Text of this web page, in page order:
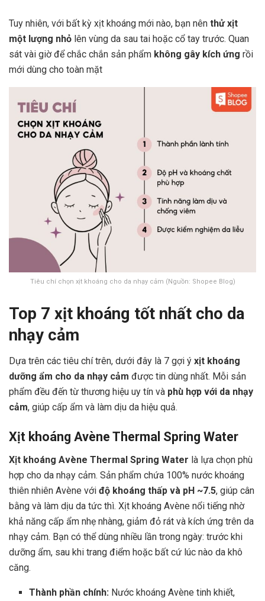
Tuy nhiên, với bất kỳ xịt khoáng mới nào, bạn nên thử xịt
một lượng nhỏ lên vùng da sau tai hoặc cổ tay trước. Quan
sát vài giờ để chắc chắn sản phẩm không gây kích ứng rồi
mới dùng cho toàn mặt
Tiêu chí chọn xịt khoáng cho da nhạy cảm (Nguồn: Shopee Blog)
Top 7 xịt khoáng tốt nhất cho da
nhạy cảm
Dựa trên các tiêu chí trên, dưới đây là 7 gợi ý xịt khoáng
dưỡng ẩm cho da nhạy cảm được tin dùng nhất. Mỗi sản
phẩm đều đến từ thương hiệu uy tín và phù hợp với da nhạy
cảm, giúp cấp ẩm và làm dịu da hiệu quả.
Xịt khoáng Avène Thermal Spring Water
Xịt khoáng Avène Thermal Spring Water là lựa chọn phù
hợp cho da nhạy cảm. Sản phẩm chứa 100% nước khoáng
thiên nhiên Avène với độ khoáng thấp và pH ~7.5, giúp cân
bằng và làm dịu da tức thì. Xịt khoáng Avène nổi tiếng nhờ
khả năng cấp ẩm nhẹ nhàng, giảm đỏ rát và kích ứng trên da
nhạy cảm. Bạn có thể dùng nhiều lần trong ngày: trước khi
dưỡng ẩm, sau khi trang điểm hoặc bất cứ lúc nào da khô
căng.
Thành phần chính: Nước khoáng Avène tinh khiết,